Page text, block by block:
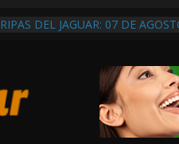
DEL JAGUAR: 07 DE
Y LEVANTAN BLOQUEO
DE LAYDA EN ENTREGA DE SU
DE RESPETO AL CONGRESO:
HIZO COSTUMBRE”
USA VIDEO EDITADO PARA